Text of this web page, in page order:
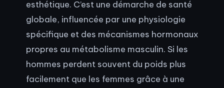
esthétique. C’est une démarche de santé
globale, influencée par une physiologie
spécifique et des mécanismes hormonaux
propres au métabolisme masculin. Si les
hommes perdent souvent du poids plus
facilement que les femmes grâce à une